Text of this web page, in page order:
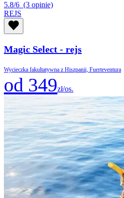
5.8/6 (3 opinie)
REJS
Magic Select - rejs
Wycieczka fakultatywna z Hiszpanii, Fuerteventura
od 349zł/os.